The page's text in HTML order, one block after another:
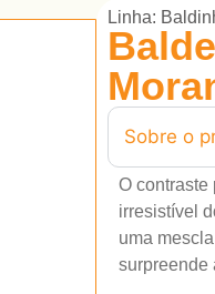
Linha:
Sobre o
O contraste
irresistível
uma
surpreende